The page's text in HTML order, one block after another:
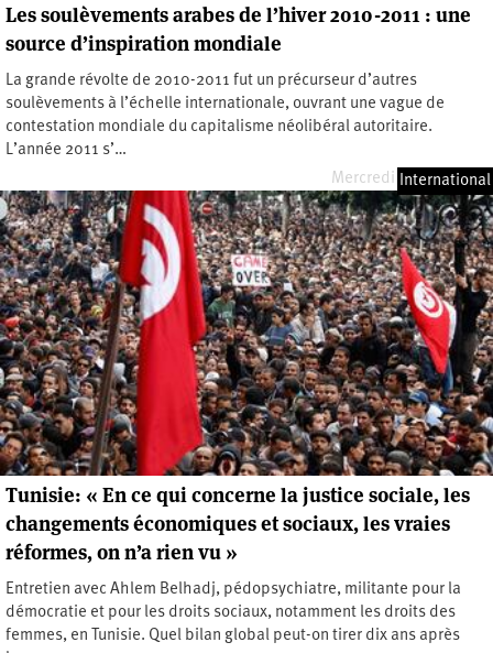
Les soulèvements arabes de l’hiver 2010-2011 : une
source d’inspiration mondiale
La grande révolte de 2010-2011 fut un précurseur d’autres
soulèvements à l’échelle internationale, ouvrant une vague de
contestation mondiale du capitalisme néolibéral autoritaire.
L’année 2011 s’…
Mercredi 24 mars 2021
International
Tunisie: « En ce qui concerne la justice sociale, les
changements économiques et sociaux, les vraies
réformes, on n’a rien vu »
Entretien avec Ahlem Belhadj, pédopsychiatre, militante pour la
démocratie et pour les droits sociaux, notamment les droits des
femmes, en Tunisie. Quel bilan global peut-on tirer dix ans après